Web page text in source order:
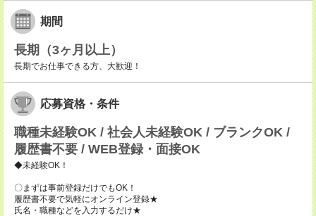
期間
長期（3ヶ月以上）
長期でお仕事できる方、大歓迎！
応募資格・条件
職種未経験OK / 社会人未経験OK / ブランクOK /
履歴書不要 / WEB登録・面接OK
◆未経験OK！
〇まずは事前登録だけでもOK！
履歴書不要で気軽にオンライン登録★
氏名・職種などを入力するだけ★